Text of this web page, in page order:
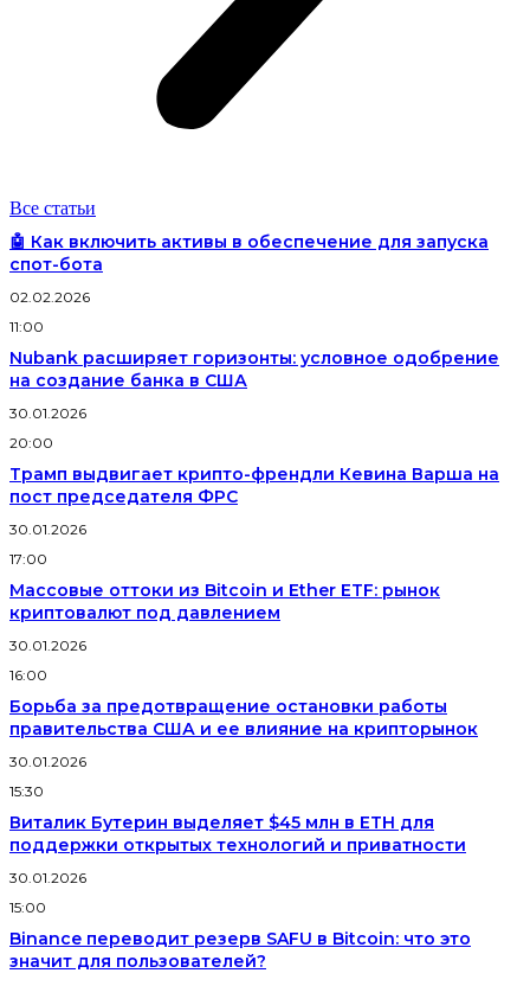
Все статьи
🤖 Как включить активы в обеспечение для запуска
спот-бота
02.02.2026
11:00
Nubank расширяет горизонты: условное одобрение
на создание банка в США
30.01.2026
20:00
Трамп выдвигает крипто-френдли Кевина Варша на
пост председателя ФРС
30.01.2026
17:00
Массовые оттоки из Bitcoin и Ether ETF: рынок
криптовалют под давлением
30.01.2026
16:00
Борьба за предотвращение остановки работы
правительства США и ее влияние на крипторынок
30.01.2026
15:30
Виталик Бутерин выделяет $45 млн в ETH для
поддержки открытых технологий и приватности
30.01.2026
15:00
Binance переводит резерв SAFU в Bitcoin: что это
значит для пользователей?